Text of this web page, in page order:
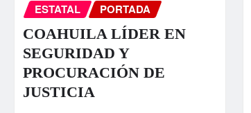
ESTATAL PORTADA
COAHUILA LÍDER EN
SEGURIDAD Y
PROCURACIÓN DE
JUSTICIA